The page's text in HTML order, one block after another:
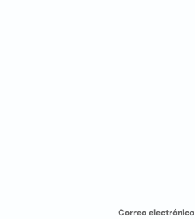
Correo electrónico